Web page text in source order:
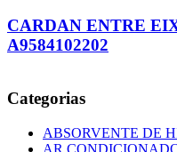
CARDAN ENTRE
A9584102202
Categorias
ABSORVENTE DE
AR